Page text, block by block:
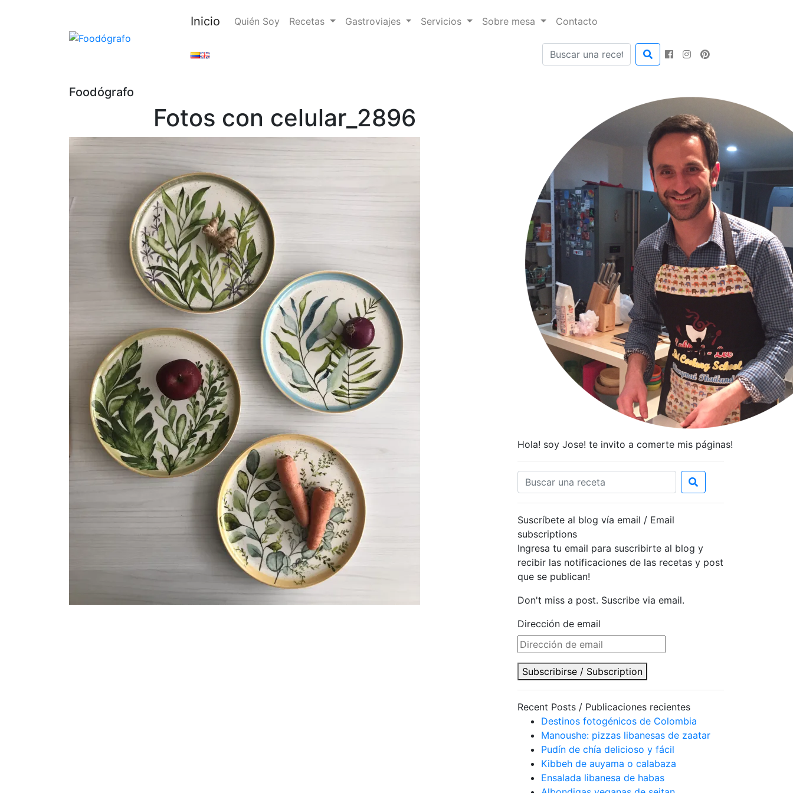
Inicio Quién Soy Recetas Gastroviajes Servicios Sobre mesa Contacto
Foodógrafo
Fotos con celular_2896
Hola! soy Jose! te invito a comerte mis páginas!
Suscríbete al blog vía email / Email
subscriptions
Ingresa tu email para suscribirte al blog y
recibir las notificaciones de las recetas y post
que se publican!
Don't miss a post. Suscribe via email.
Dirección de email
Subscribirse / Subscription
Recent Posts / Publicaciones recientes
Destinos fotogénicos de Colombia
Manoushe: pizzas libanesas de zaatar
Pudín de chía delicioso y fácil
Kibbeh de auyama o calabaza
Ensalada libanesa de habas